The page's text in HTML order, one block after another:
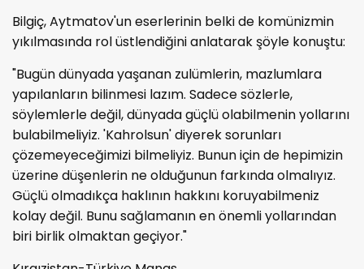
Bilgiç, Aytmatov'un eserlerinin belki de komünizmin
yıkılmasında rol üstlendiğini anlatarak şöyle konuştu:
"Bugün dünyada yaşanan zulümlerin, mazlumlara
yapılanların bilinmesi lazım. Sadece sözlerle,
söylemlerle değil, dünyada güçlü olabilmenin yollarını
bulabilmeliyiz. 'Kahrolsun' diyerek sorunları
çözemeyeceğimizi bilmeliyiz. Bunun için de hepimizin
üzerine düşenlerin ne olduğunun farkında olmalıyız.
Güçlü olmadıkça haklının hakkını koruyabilmeniz
kolay değil. Bunu sağlamanın en önemli yollarından
biri birlik olmaktan geçiyor."